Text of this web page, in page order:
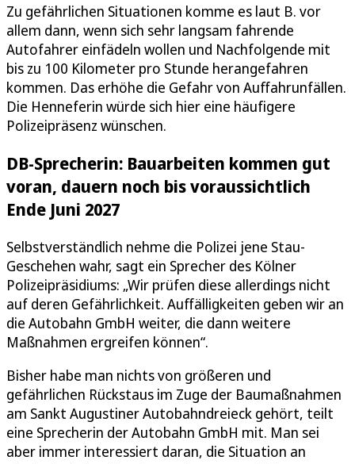
Zu gefährlichen Situationen komme es laut B. vor
allem dann, wenn sich sehr langsam fahrende
Autofahrer einfädeln wollen und Nachfolgende mit
bis zu 100 Kilometer pro Stunde herangefahren
kommen. Das erhöhe die Gefahr von Auffahrunfällen.
Die Henneferin würde sich hier eine häufigere
Polizeipräsenz wünschen.
DB-Sprecherin: Bauarbeiten kommen gut
voran, dauern noch bis voraussichtlich
Ende Juni 2027
Selbstverständlich nehme die Polizei jene Stau-
Geschehen wahr, sagt ein Sprecher des Kölner
Polizeipräsidiums: „Wir prüfen diese allerdings nicht
auf deren Gefährlichkeit. Auffälligkeiten geben wir an
die Autobahn GmbH weiter, die dann weitere
Maßnahmen ergreifen können“.
Bisher habe man nichts von größeren und
gefährlichen Rückstaus im Zuge der Baumaßnahmen
am Sankt Augustiner Autobahndreieck gehört, teilt
eine Sprecherin der Autobahn GmbH mit. Man sei
aber immer interessiert daran, die Situation an